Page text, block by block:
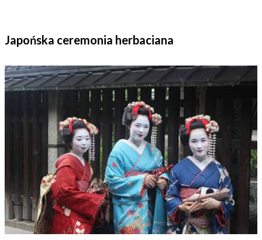
Japońska ceremonia herbaciana